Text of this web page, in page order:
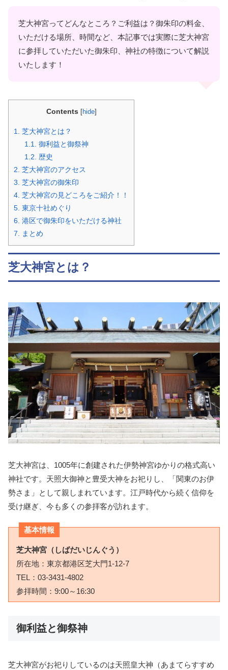
芝大神宮ってどんなところ？ご利益は？御朱印の料金、
いただける場所、時間など、本記事では実際に芝大神宮
に参拝していただいた御朱印、神社の特徴について解説
いたします！
Contents [hide]
1. 芝大神宮とは？
1.1. 御利益と御祭神
1.2. 歴史
2. 芝大神宮のアクセス
3. 芝大神宮の御朱印
4. 芝大神宮の見どころをご紹介！！
5. 東京十社めぐり
6. 港区で御朱印をいただける神社
7. まとめ
芝大神宮とは？
芝大神宮は、1005年に創建された伊勢神宮ゆかりの格式高い
神社です。天照大御神と豊受大神をお祀りし、「関東のお伊
勢さま」として親しまれています。江戸時代から続く信仰を
受け継ぎ、今も多くの参拝客が訪れます。
基本情報
芝大神宮（しばだいじんぐう）
所在地：東京都港区芝大門1-12-7
TEL：03-3431-4802
参拝時間：9:00～16:30
御利益と御祭神
芝大神宮がお祀りしているのは天照皇大神（あまてらすすめ